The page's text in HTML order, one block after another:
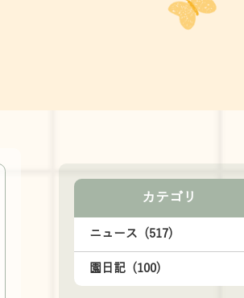
カテゴリ
ニュース (517)
園日記 (100)